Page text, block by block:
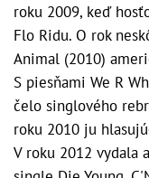
roku 2009, keď
Flo Ridu. O rok
Animal (2010)
S piesňami We R
čelo singlového
roku 2010 ju
V roku 2012 vydala